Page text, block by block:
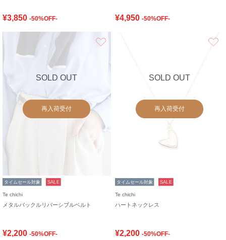
¥3,850 -50%OFF- ¥4,950 -50%OFF-
SOLD OUT
再入荷受付
タイムセール対象 SALE
Te chichi
メタルバックルリバーシブルベルト
¥2,200 -50%OFF-
SOLD OUT
再入荷受付
タイムセール対象 SALE
Te chichi
ハートネックレス
¥2,200 -50%OFF-